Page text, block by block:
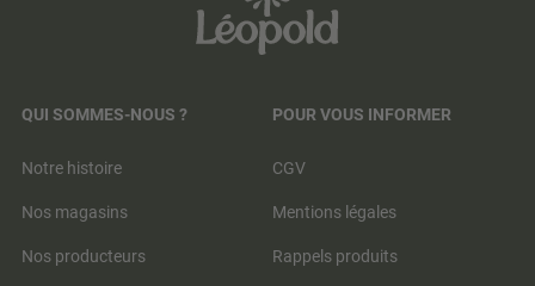
QUI SOMMES-NOUS ?
Notre histoire
Nos magasins
Nos producteurs
POUR VOUS INFORMER
CGV
Mentions légales
Rappels produits